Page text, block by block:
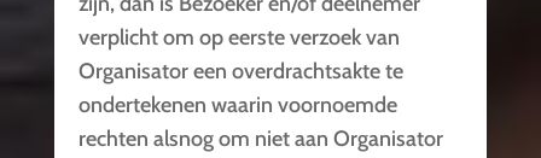
verplicht om op eerste verzoek van
Organisator een overdrachtsakte te
ondertekenen waarin voornoemde
rechten alsnog om niet aan Organisator